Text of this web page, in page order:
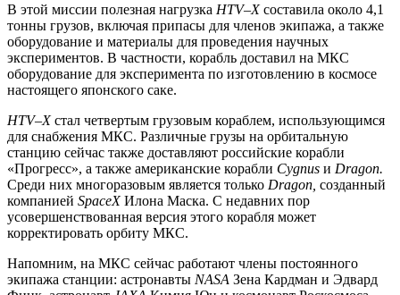
В этой миссии полезная нагрузка HTV–Xсоставила около 4,1
тонны грузов, включая припасы для членов экипажа, а также
оборудование и материалы для проведения научных
экспериментов. В частности, корабль доставил на МКС
оборудование для эксперимента по изготовлению в космосе
настоящего японского саке.
HTV–Xстал четвертым грузовым кораблем, использующимся
для снабжения МКС. Различные грузы на орбитальную
станцию сейчас также доставляют российские корабли
«Прогресс», а также американские корабли Cygnus и Dragon.
Среди них многоразовым является только Dragon, созданный
компанией SpaceXИлона Маска. С недавних пор
усовершенствованная версия этого корабля может
корректировать орбиту МКС.
Напомним, на МКС сейчас работают члены постоянного
экипажа станции: астронавты NASA Зена Кардман и Эдвард